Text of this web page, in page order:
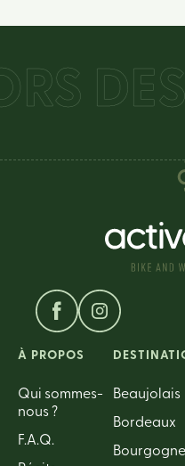
DES
À PROPOS
Qui sommes-
nous ?
F.A.Q.
Beaujolais
Bordeaux
Bourgogne